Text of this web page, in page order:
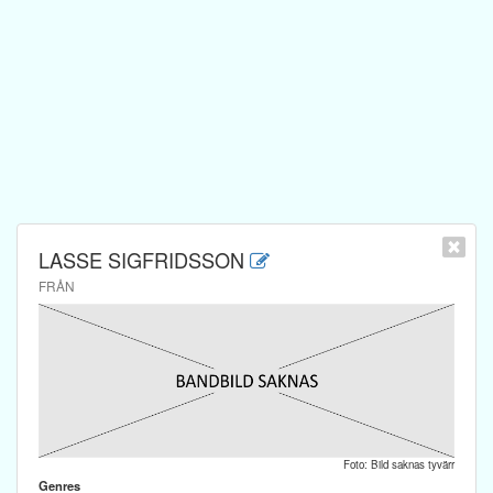
LASSE SIGFRIDSSON
FRÅN
Foto: Bild saknas tyvärr
Genres